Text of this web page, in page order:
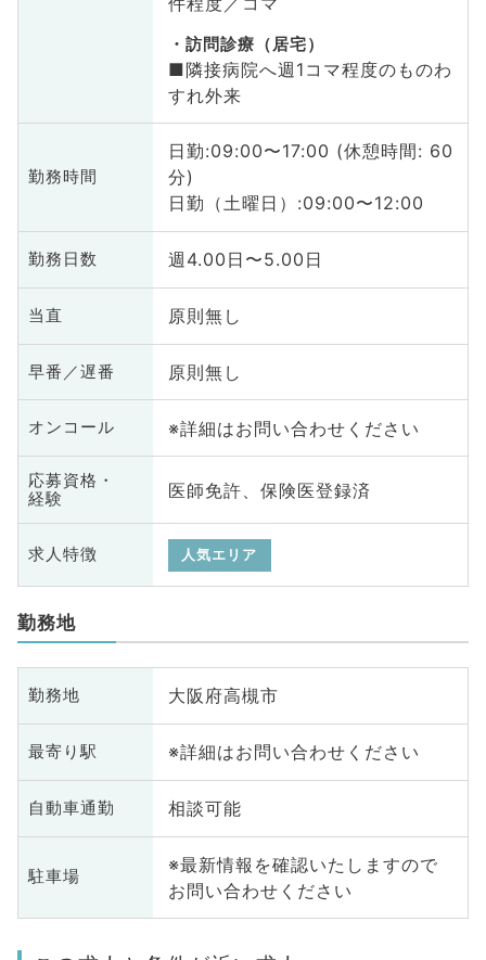
訪問診療（居宅）
■隣接病院へ週1コマ程度のものわ
すれ外来
勤務時間
日勤:09:00〜17:00 (休憩時間: 60
分)
日勤（土曜日）:09:00〜12:00
勤務日数 週4.00日〜5.00日
当直 原則無し
早番／遅番 原則無し
オンコール ※詳細はお問い合わせください
応募資格・
経験
医師免許、保険医登録済
求人特徴 人気エリア
勤務地
勤務地 大阪府高槻市
最寄り駅 ※詳細はお問い合わせください
自動車通勤 相談可能
駐車場
※最新情報を確認いたしますので
お問い合わせください